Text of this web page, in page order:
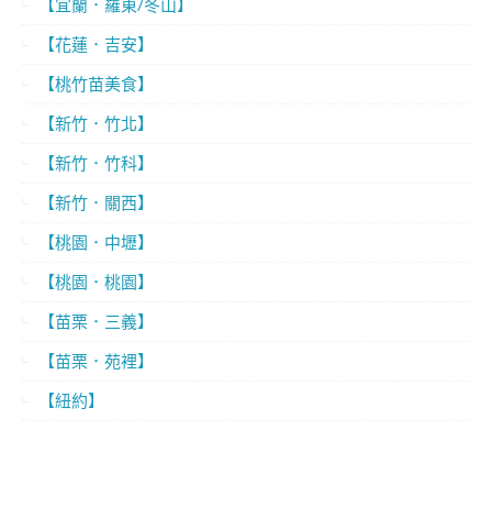
【花蓮．吉安】
【桃竹苗美食】
【新竹．竹北】
【新竹．竹科】
【新竹．關西】
【桃園．中壢】
【桃園．桃園】
【苗栗．三義】
【苗栗．苑裡】
【紐約】